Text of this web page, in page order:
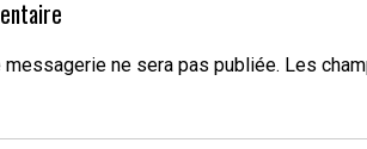
ne sera pas publiée. Les